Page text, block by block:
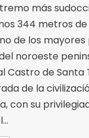
más
344 metros
de los
noroeste
Castro de Santa
de la
con su